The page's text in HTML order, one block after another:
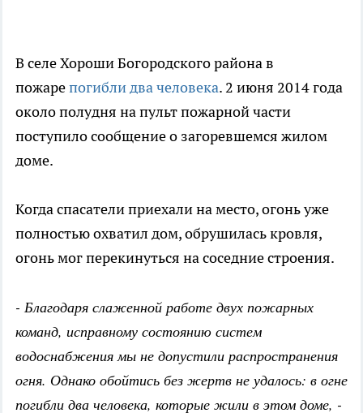
В селе Хороши Богородского района в
пожарепогибли два человека. 2 июня 2014 года
около полудня на пульт пожарной части
поступило сообщение о загоревшемся жилом
доме.
Когда спасатели приехали на место, огонь уже
полностью охватил дом, обрушилась кровля,
огонь мог перекинуться на соседние строения.
- Благодаря слаженной работе двух пожарных
команд, исправному состоянию систем
водоснабжения мы не допустили распространения
огня. Однако обойтись без жертв не удалось: в огне
погибли два человека, которые жили в этом доме, -